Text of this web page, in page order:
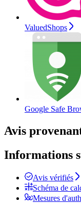
ValuedShops
Google Safe
Avis
Informations
Avis vérifiés
Schéma de
Mesures